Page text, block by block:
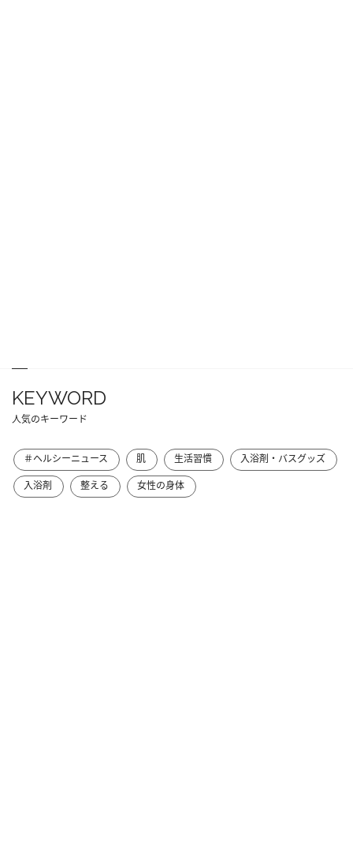
KEYWORD
人気のキーワード
＃ヘルシーニュース 肌 生活習慣
入浴剤・バスグッズ
入浴剤
整える 女性の身体